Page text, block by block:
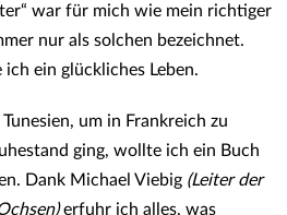
war für mich wie mein richtiger
nur als solchen bezeichnet.
ein glückliches Leben.
um in Frankreich zu
ging, wollte ich ein Buch
Dank Michael Viebig (Leiter der
erfuhr ich alles, was